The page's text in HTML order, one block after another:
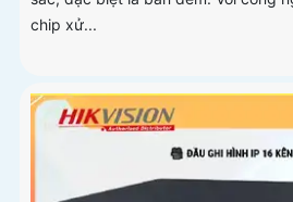
chip xử...